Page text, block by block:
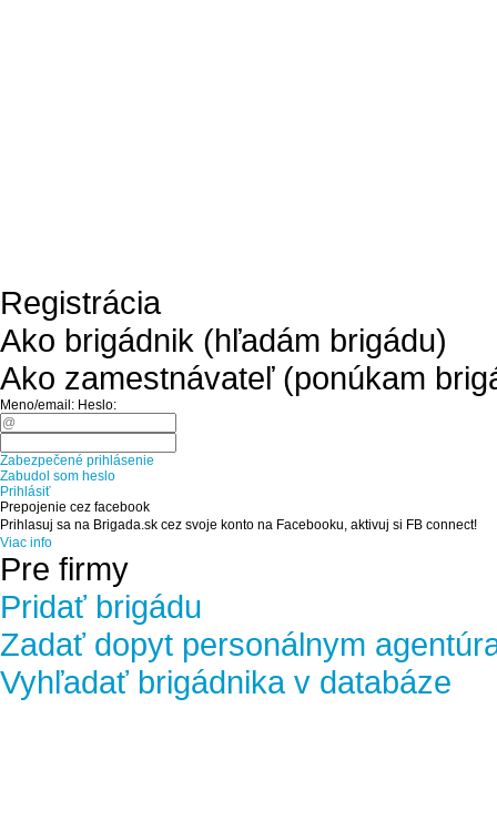
Registrácia
Ako brigádnik (hľadám brigádu)
Ako zamestnávateľ (ponúkam
Meno/email: Heslo:
Zabezpečené prihlásenie
Zabudol som heslo
Prihlásiť
Prepojenie cez facebook
Prihlasuj sa na Brigada.sk cez svoje konto na Facebooku, aktivuj si FB connect!
Viac info
Pre firmy
Pridať brigádu
Zadať dopyt personálnym
Vyhľadať brigádnika v databáze